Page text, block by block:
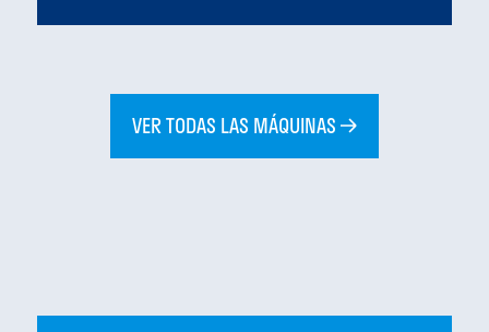
VER TODAS LAS MÁQUINAS